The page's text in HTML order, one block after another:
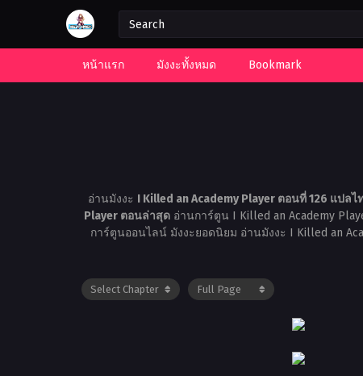
หน้าแรก มังงะทั้งหมด Bookmark
อ่านมังงะ I Killed an Academy Player ตอนที่ 126 แปลไ
Player ตอนล่าสุดอ่านการ์ตูน I Killed an Academy
การ์ตูนออนไลน์ มังงะยอดนิยม อ่านมังงะ I Killed an